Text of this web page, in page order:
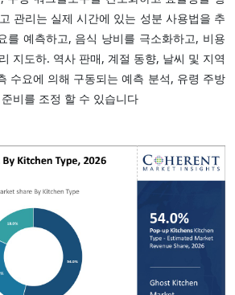
관리는 실제 시간에 있는 성분 사용법을 추
예측하고, 음식 낭비를 극소화하고, 비용
지도하. 역사 판매, 계절 동향, 날씨 및 지역
수요에 의해 구동되는 예측 분석, 유령 주방
비를 조정 할 수 있습니다